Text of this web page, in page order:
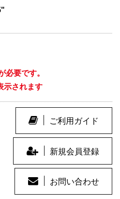
必要です。
されます
ご利用ガイド
新規会員登録
お問い合わせ